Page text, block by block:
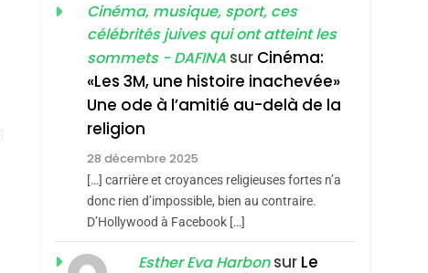
Accords D’Isaac:
L’alliance Pourrait
S’étendre À 13 Pays
D’Amérique Latine
ISRAÉL JUDAISME
5
Meurtrière Selon Le
Rapport D’ADL
Contre
L’antisémitisme
FRANCE ISRAÉL
FIÈRE, DIGNE ET
RÉSILIENTE :
Cinéma, musique, sport, ces
célébrités juives qui ont atteint les
sommets - DAFINA sur Cinéma:
«Les 3M, une histoire inachevée»
Une ode à l’amitié au-delà de la
religion
28 décembre 2025
[…] carrière et croyances religieuses fortes n’a
donc rien d’impossible, bien au contraire.
D’Hollywood à Facebook […]
Esther Eva Harbonsur Le